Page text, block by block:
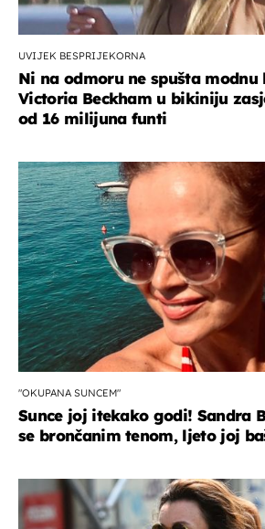
UVIJEK BESPRIJEKORNA
Ni na odmoru ne spušta modnu
Victoria Beckham u bikiniju
od 16 milijuna funti
"OKUPANA SUNCEM"
Sunce joj itekako godi! Sandra
se brončanim tenom, ljeto joj